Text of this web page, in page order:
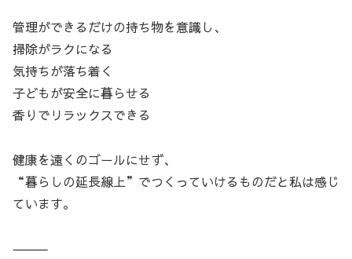
管理ができるだけの持ち物を意識し、
掃除がラクになる
気持ちが落ち着く
子どもが安全に暮らせる
香りでリラックスできる
健康を遠くのゴールにせず、
“暮らしの延長線上”でつくっていけるものだと私は感じ
ています。
⸻